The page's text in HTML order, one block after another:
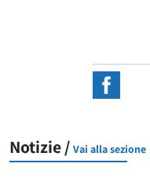
Notizie / Vai alla sezione